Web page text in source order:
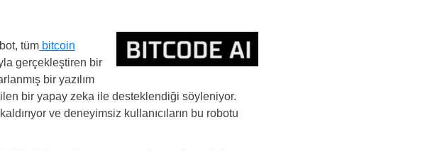
tüm bitcoin
gerçekleştiren bir
bir yazılım
bir yapay zeka ile desteklendiği söyleniyor.
ve deneyimsiz kullanıcıların bu robotu